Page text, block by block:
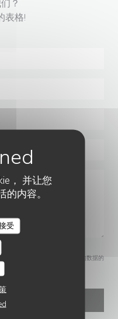
， 并让您
内容。
受
？
表格!
了解更多关于我们如何处理您的数据的